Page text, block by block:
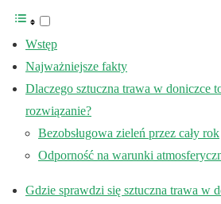
Wstęp
Najważniejsze fakty
Dlaczego sztuczna trawa w doniczce
rozwiązanie?
Bezobsługowa zieleń przez cały rok
Odporność na warunki
Gdzie sprawdzi się sztuczna trawa w